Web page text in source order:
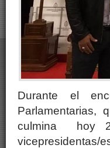
Durante el
Parlamentarias,
culmina hoy
vicepresidentas/